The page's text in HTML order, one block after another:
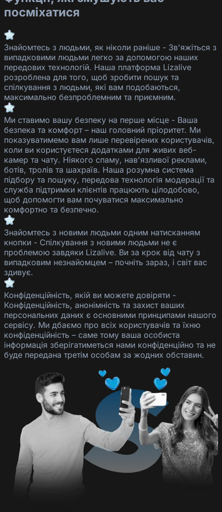
посміхатися
Знайомтесь з людьми, як ніколи раніше - Зв'яжіться з
випадковими людьми легко за допомогою наших
передових технологій. Наша платформа Lizalive
розроблена для того, щоб зробити пошук та
спілкування з людьми, які вам подобаються,
максимально безпроблемним та приємним.
Ми ставимо вашу безпеку на перше місце - Ваша
безпека та комфорт – наш головний пріоритет. Ми
показуватимемо вам лише перевірених користувачів,
коли ви користуєтеся додатками для живих веб-
камер та чату. Ніякого спаму, нав'язливої реклами,
ботів, тролів та шахраїв. Наша розумна система
підбору та пошуку, передова технологія модерації та
служба підтримки клієнтів працюють цілодобово,
щоб допомогти вам почуватися максимально
комфортно та безпечно.
Знайомтесь з новими людьми одним натисканням
кнопки - Спілкування з новими людьми не є
проблемою завдяки Lizalive. Ви за крок від чату з
випадковим незнайомцем – почніть зараз, і світ вас
здивує.
Конфіденційність, якій ви можете довіряти -
Конфіденційність, анонімність та захист ваших
персональних даних є основними принципами нашого
сервісу. Ми дбаємо про всіх користувачів та їхню
конфіденційність – саме тому ваша особиста
інформація зберігатиметься нами конфіденційно та не
буде передана третім особам за жодних обставин.